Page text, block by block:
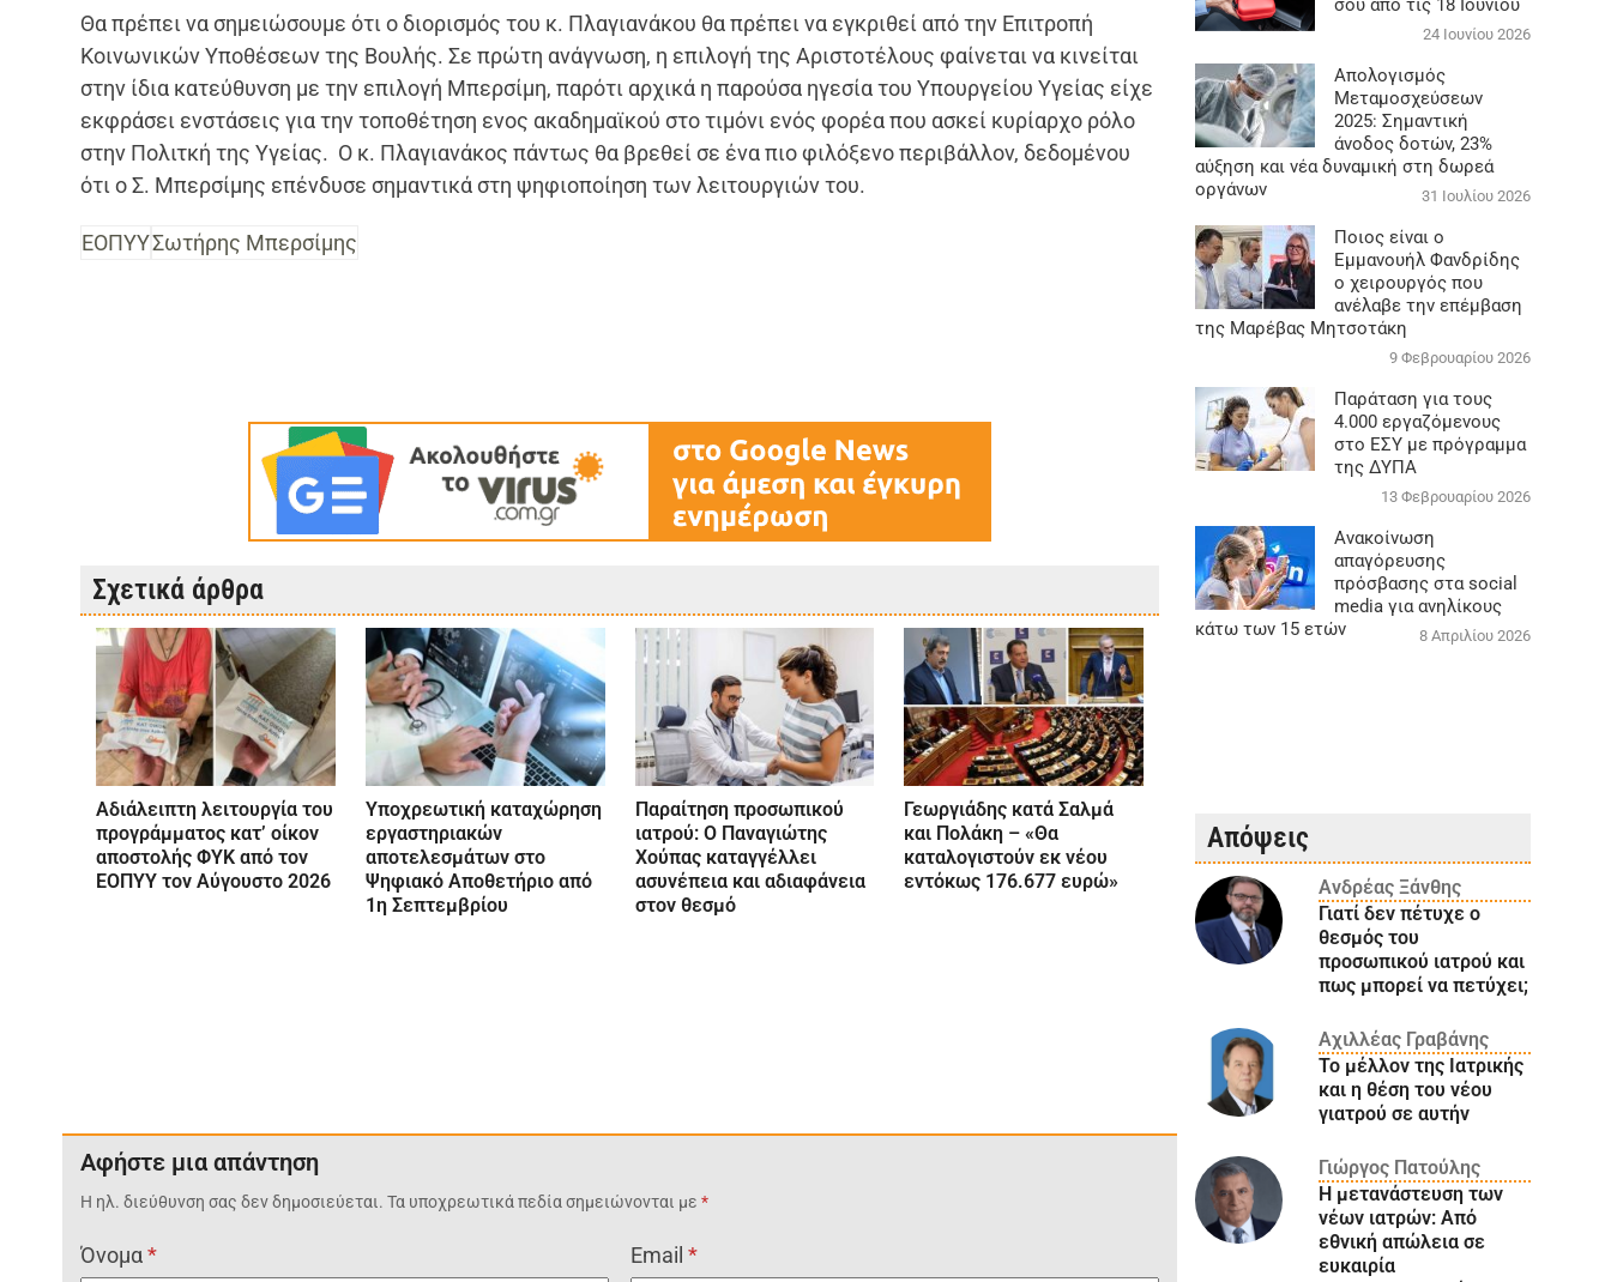
Θα πρέπει να σημειώσουμε ότι ο διορισμός του κ. Πλαγιανάκου θα πρέπει να εγκριθεί από την Επιτροπή
Κοινωνικών Υποθέσεων της Βουλής. Σε πρώτη ανάγνωση, η επιλογή της Αριστοτέλους φαίνεται να κινείται
στην ίδια κατεύθυνση με την επιλογή Μπερσίμη, παρότι αρχικά η παρούσα ηγεσία του Υπουργείου Υγείας είχε
εκφράσει ενστάσεις για την τοποθέτηση ενος ακαδημαϊκού στο τιμόνι ενός φορέα που ασκεί κυρίαρχο ρόλο
στην Πολιτκή της Υγείας. Ο κ. Πλαγιανάκος πάντως θα βρεθεί σε ένα πιο φιλόξενο περιβάλλον, δεδομένου
ότι ο Σ. Μπερσίμης επένδυσε σημαντικά στη ψηφιοποίηση των λειτουργιών του.
ΕΟΠΥΥΣωτήρης Μπερσίμης
Σχετικά άρθρα
Αδιάλειπτη λειτουργία του
προγράμματος κατ’ οίκον
αποστολής ΦΥΚ από τον
ΕΟΠΥΥ τον Αύγουστο 2026
Υποχρεωτική καταχώρηση
εργαστηριακών
αποτελεσμάτων στο
Ψηφιακό Αποθετήριο από
1η Σεπτεμβρίου
Παραίτηση προσωπικού
ιατρού: Ο Παναγιώτης
Χούπας καταγγέλλει
ασυνέπεια και αδιαφάνεια
στον θεσμό
Γεωργιάδης κατά Σαλμά
και Πολάκη – «Θα
καταλογιστούν εκ νέου
εντόκως 176.677 ευρώ»
Αφήστε μια απάντηση
Η ηλ. διεύθυνση σας δεν δημοσιεύεται. Τα υποχρεωτικά πεδία σημειώνονται με*
Όνομα* Email*
σου από τις 18 Ιουνίου
24 Ιουνίου 2026
Απολογισμός
Μεταμοσχεύσεων
2025: Σημαντική
άνοδος δοτών, 23%
αύξηση και νέα δυναμική στη δωρεά
οργάνων
31 Ιουλίου 2026
Ποιος είναι ο
Εμμανουήλ Φανδρίδης
ο χειρουργός που
ανέλαβε την επέμβαση
της Μαρέβας Μητσοτάκη
9 Φεβρουαρίου 2026
Παράταση για τους
4.000 εργαζόμενους
στο ΕΣΥ με πρόγραμμα
της ΔΥΠΑ
13 Φεβρουαρίου 2026
Ανακοίνωση
απαγόρευσης
πρόσβασης στα social
media για ανηλίκους
κάτω των 15 ετών
8 Απριλίου 2026
Απόψεις
Ανδρέας Ξάνθης
Γιατί δεν πέτυχε ο
θεσμός του
προσωπικού ιατρού και
πως μπορεί να πετύχει;
Αχιλλέας Γραβάνης
Το μέλλον της Ιατρικής
και η θέση του νέου
γιατρού σε αυτήν
Γιώργος Πατούλης
Η μετανάστευση των
νέων ιατρών: Aπό
εθνική απώλεια σε
ευκαιρία